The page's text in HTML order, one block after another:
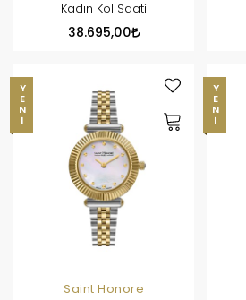
Kadın Kol Saati
38.695,00
YENI
Saint Honore
YENI